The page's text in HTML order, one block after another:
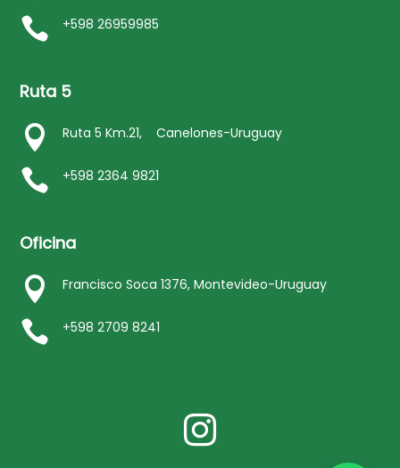
 +598 26959985
Ruta 5
 Ruta 5 Km.21, Canelones-Uruguay
 +598 2364 9821
Oficina
 Francisco Soca 1376, Montevideo-Uruguay
 +598 2709 8241
